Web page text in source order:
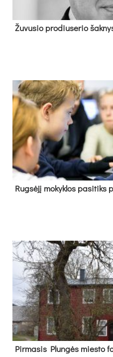
Žu­vu­sio pro­diu­se­rio
Rug­sė­jį mo­kyk­los pa­si­tiks
Pir­ma­sis Plun­gės mies­to